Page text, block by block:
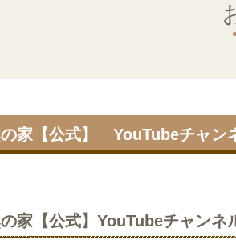
家【公式】 YouTubeチャン
家【公式】YouTubeチャンネ